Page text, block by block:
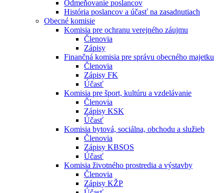
Odmeňovanie poslancov
História poslancov a účasť na zasadnutiach
Obecné komisie
Komisia pre ochranu verejného záujmu
Členovia
Zápisy
Finančná komisia pre správu obecného majetku
Členovia
Zápisy FK
Účasť
Komisia pre šport, kultúru a vzdelávanie
Členovia
Zápisy KSK
Účasť
Komisia bytová, sociálna, obchodu a služieb
Členovia
Zápisy KBSOS
Účasť
Komisia životného prostredia a výstavby
Členovia
Zápisy KŽP